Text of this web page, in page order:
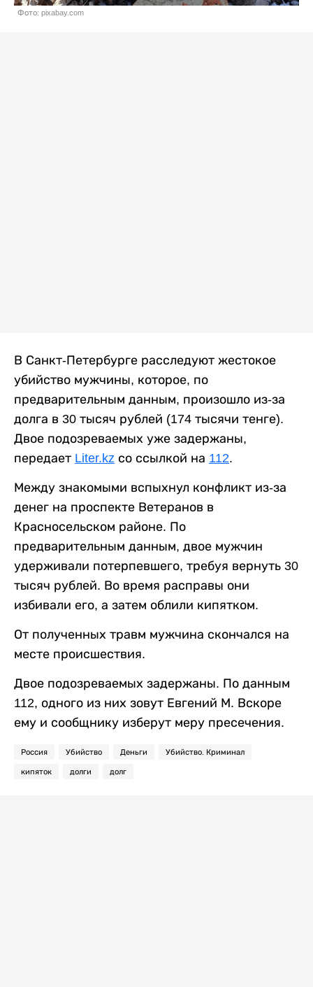
Фото: pixabay.com
В Санкт-Петербурге расследуют жестокое
убийство мужчины, которое, по
предварительным данным, произошло из-за
долга в 30 тысяч рублей (174 тысячи тенге).
Двое подозреваемых уже задержаны,
передает Liter.kz со ссылкой на 112.
Между знакомыми вспыхнул конфликт из-за
денег на проспекте Ветеранов в
Красносельском районе. По
предварительным данным, двое мужчин
удерживали потерпевшего, требуя вернуть 30
тысяч рублей. Во время расправы они
избивали его, а затем облили кипятком.
От полученных травм мужчина скончался на
месте происшествия.
Двое подозреваемых задержаны. По данным
112, одного из них зовут Евгений М. Вскоре
ему и сообщнику изберут меру пресечения.
Россия Убийство Деньги Убийство. Криминал
кипяток долги долг